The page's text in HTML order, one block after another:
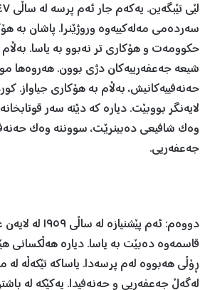
سەردەمی مەلەکییەوە وروژێنرا. پاشان بە
حکوومەت و هۆکاری تر نەبوو بە یاسا.
شیعە جەعفەرییەکان دژی بوون. هەروەها
حەنەفییەکانیش، بەڵام بە هۆکاری جیاواز.
لایەنگر بووبێت. دیارە کە دێتە سەر
وەک شافیعی دەبینرێت، سووننە وەک
جەعفەریی.
دووەم: ئەم پێشنیازە
قاسمەوە دەبێت بە یاسا. دیارە هەڵکسانی
ڕۆڵی هەبووە لەم پرسەدا. یاساکە تێکەڵە
لەگەڵ جەعفەریی و حەنەفیدا. یەکێکە لە